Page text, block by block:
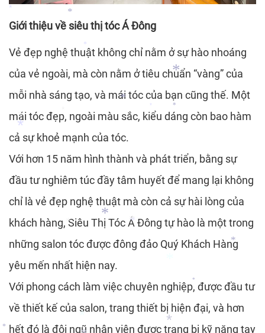
*
*
*
*
*
*
*
*
*
*
*
*
*
*
*
*
*
*
Giới thiệu về siêu thị tóc Á Đông
Vẻ đẹp nghệ thuật không chỉ nằm ở sự hào nhoáng
của vẻ ngoài, mà còn nằm ở tiêu chuẩn “vàng” của
mỗi nhà sáng tạo, và mái tóc của bạn cũng thế. Một
mái tóc đẹp, ngoài màu sắc, kiểu dáng còn bao hàm
cả sự khoẻ mạnh của tóc.
Với hơn 15 năm hình thành và phát triển, bằng sự
đầu tư nghiêm túc đầy tâm huyết để mang lại không
chỉ là vẻ đẹp nghệ thuật mà còn cả sự hài lòng của
khách hàng, Siêu Thị Tóc Á Đông tự hào là một trong
những salon tóc được đông đảo Quý Khách Hàng
yêu mến nhất hiện nay.
Với phong cách làm việc chuyên nghiệp, được đầu tư
về thiết kế của salon, trang thiết bị hiện đại, và hơn
hết đó là đội ngũ nhân viên được trang bị kỹ năng tay